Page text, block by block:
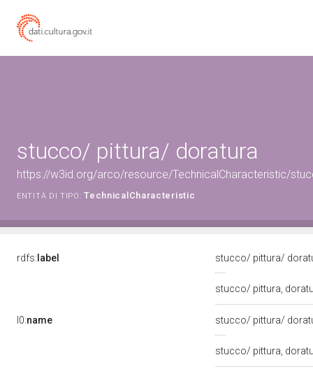
stucco/ pittura/ doratura
https://w3id.org/arco/resource/TechnicalCharacteristic/
ENTITÀ DI TIPO: TechnicalCharacteristic
rdfs: label stucco/ pittura/
stucco/ pittura,
l0:name stucco/ pittura/
stucco/ pittura,